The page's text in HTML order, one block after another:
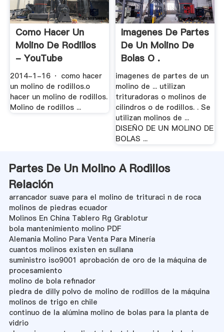
Como Hacer Un
Molino De Rodillos
- YouTube
2014-1-16 · como hacer
un molino de rodillos.o
hacer un molino de rodillos.
Molino de rodillos ...
Imagenes De Partes
De Un Molino De
Bolas O .
imagenes de partes de un
molino de ... utilizan
trituradoras o molinos de
cilindros o de rodillos. . Se
utilizan molinos de ...
DISEÑO DE UN MOLINO DE
BOLAS ...
Partes De Un Molino A Rodillos
Relación
arrancador suave para el molino de trituraci n de roca
molinos de piedras ecuador
Molinos En China Tablero Rg Grablotur
bola mantenimiento molino PDF
Alemania Molino Para Venta Para Minería
cuantos molinos existen en sullana
suministro iso9001 aprobación de oro de la máquina de
procesamiento
molino de bola refinador
piedra de dilly polvo de molino de rodillos de la máquina
molinos de trigo en chile
continuo de la alúmina molino de bolas para la planta de
vidrio